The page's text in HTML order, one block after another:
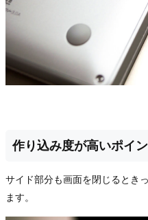
作り込み度が高いポイ
サイド部分も画面を閉じるとき
ます。